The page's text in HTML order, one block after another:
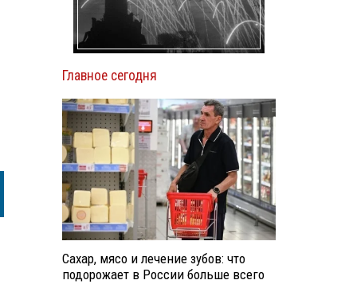
Главное сегодня
Сахар, мясо и лечение зубов: что
подорожает в России больше всего